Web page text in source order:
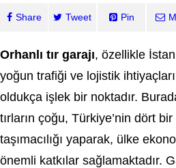
Share Tweet Pin
Orhanlı tır garajı, özellikle
yoğun trafiği ve lojistik
oldukça işlek bir noktadır.
tırların çoğu, Türkiye’nin dört
taşımacılığı yaparak, ülke
önemli katkılar sağlamaktadır.